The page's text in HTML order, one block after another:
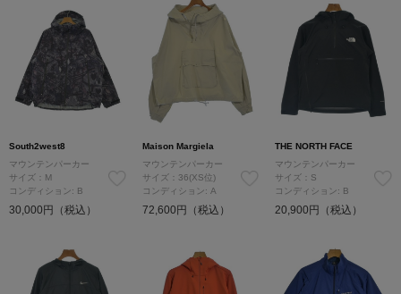
South2west8
マウンテンパーカー
サイズ：M
コンディション: B
30,000円（税込）
Maison Margiela
マウンテンパーカー
サイズ：36(XS位)
コンディション: A
72,600円（税込）
THE NORTH FACE
マウンテンパーカー
サイズ：S
コンディション: B
20,900円（税込）